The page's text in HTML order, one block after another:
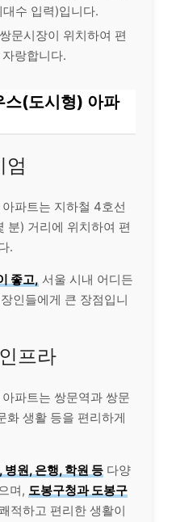
수 입력)입니다.
문시장이 위치하여 편
랑합니다.
스(도시형) 아파
엄
파트는 지하철 4호선
분) 거리에 위치하여 편
.
좋고, 서울 시내 어디든
인들에게 큰 장점입니
프라
파트는 쌍문역과 쌍문
화 생활 등을 편리하게
병원, 은행, 학원 등 다양
며, 도봉구청과 도봉구
적하고 편리한 생활이